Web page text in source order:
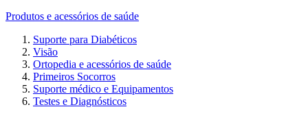
Produtos e acessórios de saúde
Suporte para Diabéticos
Visão
Ortopedia e acessórios de saúde
Primeiros Socorros
Suporte médico e Equipamentos
Testes e Diagnósticos